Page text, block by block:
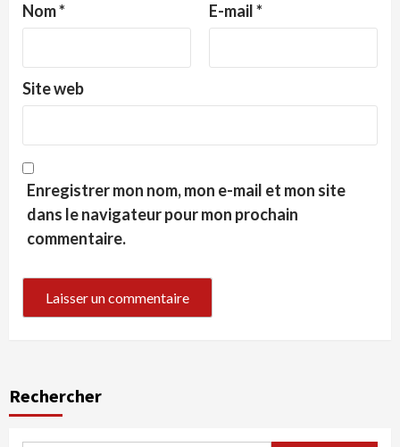
Nom* E-mail*
Site web
Enregistrer mon nom, mon e-mail et mon site
dans le navigateur pour mon prochain
commentaire.
Rechercher